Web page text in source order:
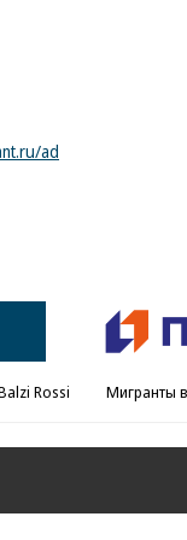
ad
Rossi Мигранты